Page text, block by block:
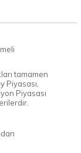
tamamen
Piyasası,
Piyasası